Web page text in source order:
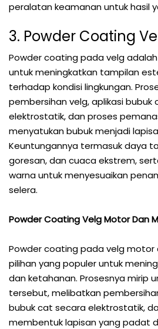
peralatan keamanan untuk hasil
3. Powder Coating
Powder coating pada velg
untuk meningkatkan tampilan
terhadap kondisi lingkungan.
pembersihan velg, aplikasi bubuk
elektrostatik, dan proses
menyatukan bubuk menjadi
Keuntungannya termasuk daya
goresan, dan cuaca ekstrem,
warna untuk menyesuaikan
selera.
Powder Coating Velg Motor Dan
Powder coating pada velg motor
pilihan yang populer untuk
dan ketahanan. Prosesnya mirip
tersebut, melibatkan
bubuk cat secara elektrostatik,
membentuk lapisan yang padat